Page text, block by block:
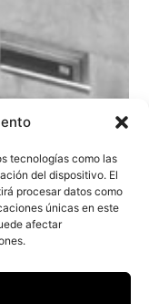
tecnologías como las
del dispositivo. El
procesar datos como
únicas en este
afectar